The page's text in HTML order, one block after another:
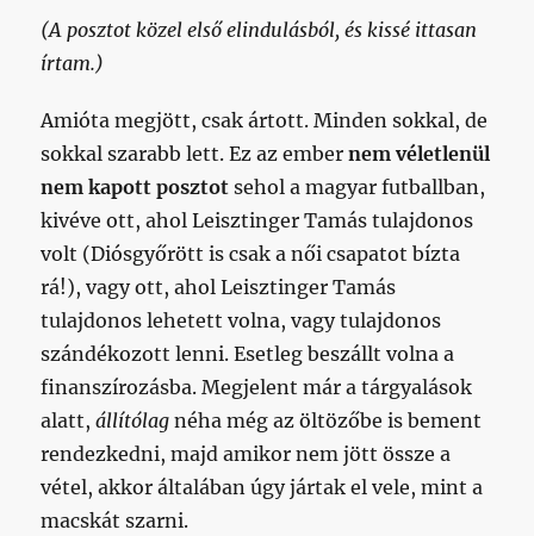
(A posztot közel első elindulásból, és kissé ittasan
írtam.)
Amióta megjött, csak ártott. Minden sokkal, de
sokkal szarabb lett. Ez az embernem véletlenül
nem kapott posztotsehol a magyar futballban,
kivéve ott, ahol Leisztinger Tamás tulajdonos
volt (Diósgyőrött is csak a női csapatot bízta
rá!), vagy ott, ahol Leisztinger Tamás
tulajdonos lehetett volna, vagy tulajdonos
szándékozott lenni. Esetleg beszállt volna a
finanszírozásba. Megjelent már a tárgyalások
alatt,állítólag néha még az öltözőbe is bement
rendezkedni, majd amikor nem jött össze a
vétel, akkor általában úgy jártak el vele, mint a
macskát szarni.